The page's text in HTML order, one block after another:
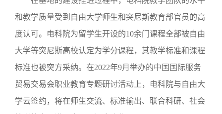
和教学质量受到自由大学师生和突尼斯教育部官员的高
度认可。电科院为留学生开设的10余门课程全部被自由
大学等突尼斯高校认定为学分课程，其教学标准和课程
标准也被突方采纳。在2022年9月举办的中国国际服务
贸易交易会职业教育专题研讨活动上，电科院与自由大
学云签约，将在师生交流、标准输出、联合科研、社会